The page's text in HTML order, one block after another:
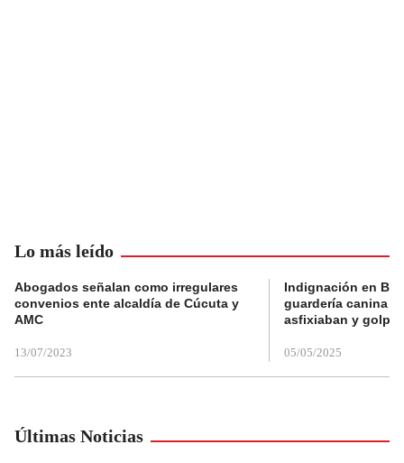
Lo más leído
Abogados señalan como irregulares
convenios ente alcaldía de Cúcuta y
AMC
13/07/2023
Indignación en
guardería canina
asfixiaban y
05/05/2025
Últimas Noticias